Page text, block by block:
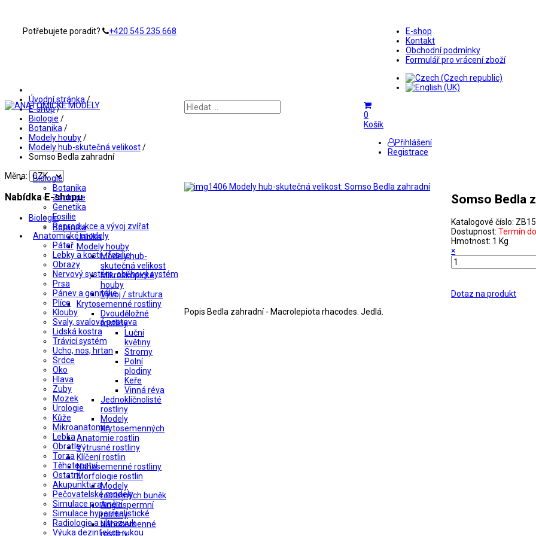
Potřebujete poradit? +420 545 235 668
E-shop
Kontakt
Obchodní podmínky
Formulář pro vrácení zboží
0
Košík
Přihlášení
Registrace
Biologie
Botanika
Zoologie
Genetika
Fosilie
Reprodukce a vývoj zvířat
Anatomické modely
Páteř
Lebky a kosti - fosilie
Obrazy
Nervový systém, oběhový systém
Prsa
Pánev a genitálie
Plíce
Klouby
Svaly, svalová postava
Lidská kostra
Trávicí systém
Ucho, nos, hrtan
Srdce
Oko
Hlava
Zuby
Mozek
Urologie
Kůže
Mikroanatomie
Lebka
Obratle
Torza
Těhotenství
Ostatní
Akupunktura
Pečovatelské modely
Simulace poranění
Simulace hyperrealistické
Radiologie a ultrazvuk
Výuka dezinfekce rukou
Úvodní stránka /
E-shop/
Biologie /
Botanika /
Modely houby/
Modely hub-skutečná velikost/
Somso Bedla zahradní
Měna:
Nabídka E-shopu
Biologie
Botanika
Jablka
Modely houby
Modely hub-
skutečná velikost
Mikroskopické
houby
Vývoj / struktura
Krytosemenné rostliny
Dvouděložné
rostliny
Luční
květiny
Stromy
Polní
plodiny
Keře
Vinná réva
Jednoklíčnolisté
rostliny
Modely
Krytosemenných
Anatomie rostlin
Výtrusné rostliny
Klíčení rostlin
Nahosemenné rostliny
Morfologie rostlin
Modely
rostlinných buněk
Angiospermní
rostliny
Nahosemenné
rostliny
Somso Bedla
Katalogové číslo:
Dostupnost:Termín
Hmotnost: 1 Kg
×
Dotaz na produkt
Popis Bedla zahradní - Macrolepiota rhacodes. Jedlá.